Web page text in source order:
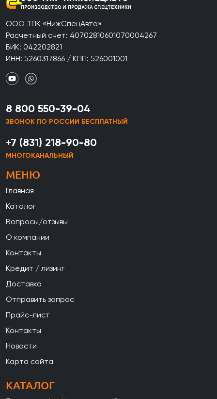
ООО ТПК «НижСпецАвто»
Расчетный счет: 40702810601070004267
БИК: 042202821
ИНН: 5260317866 / КПП: 526001001
8 800 550-39-04
ЗВОНОК ПО РОССИИ БЕСПЛАТНЫЙ
+7 (831) 218-90-80
МНОГОКАНАЛЬНЫЙ
МЕНЮ
Главная
Каталог
Вопросы/отзывы
О компании
Контакты
Кредит / лизинг
Доставка
Отправить запрос
Прайс-лист
Контакты
Новости
Карта сайта
КАТАЛОГ